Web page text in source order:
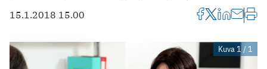
15.1.2018 15.00
Kuva 1 / 1